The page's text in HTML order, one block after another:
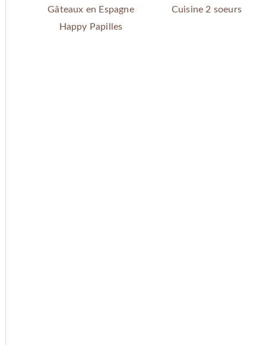
Gâteaux en Espagne
Cuisine 2 soeurs
Happy Papilles